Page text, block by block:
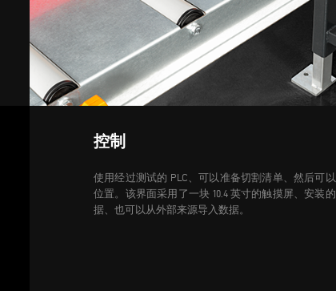
控制
使用经过测试的 PLC、可以准备切割清单、然后可
位置。该界面采用了一块 10.4 英寸的触摸屏、安装
据、也可以从外部来源导入数据。